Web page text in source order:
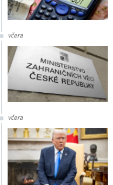
včera
včera